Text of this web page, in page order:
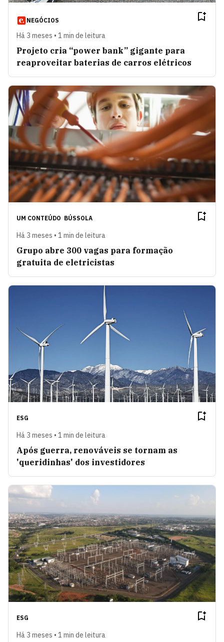
NEGÓCIOS
Há 3 meses • 1 min de leitura
Projeto cria “power bank” gigante para
reaproveitar baterias de carros elétricos
UM CONTEÚDO BÚSSOLA
Há 3 meses • 1 min de leitura
Grupo abre 300 vagas para formação
gratuita de eletricistas
ESG
Há 3 meses • 1 min de leitura
Após guerra, renováveis se tornam as
'queridinhas' dos investidores
ESG
Há 3 meses • 1 min de leitura